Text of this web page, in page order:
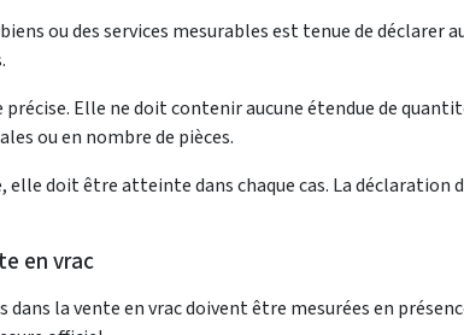
ou des services mesurables est tenue de déclarer
Elle ne doit contenir aucune étendue de
ou en nombre de pièces.
elle doit être atteinte dans chaque cas. La
en vrac
la vente en vrac doivent être mesurées en